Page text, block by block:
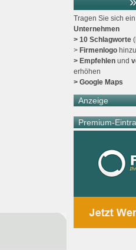
Tragen Sie sich ein
Unternehmen
> 10 Schlagworte
> Firmenlogo
> Empfehlenund
erhöhen
> Google Maps
Anzeige
Premium-